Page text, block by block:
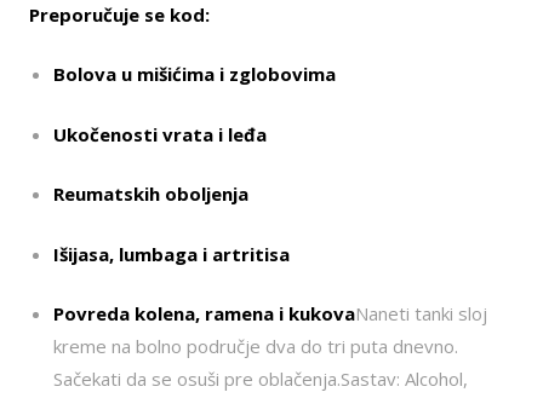
Preporučuje se kod:
Bolova u mišićima i zglobovima
Ukočenosti vrata i leđa
Reumatskih oboljenja
Išijasa, lumbaga i artritisa
Povreda kolena, ramena i kukovaNaneti tanki sloj
kreme na bolno područje dva do tri puta dnevno.
Sačekati da se osuši pre oblačenja.Sastav: Alcohol,